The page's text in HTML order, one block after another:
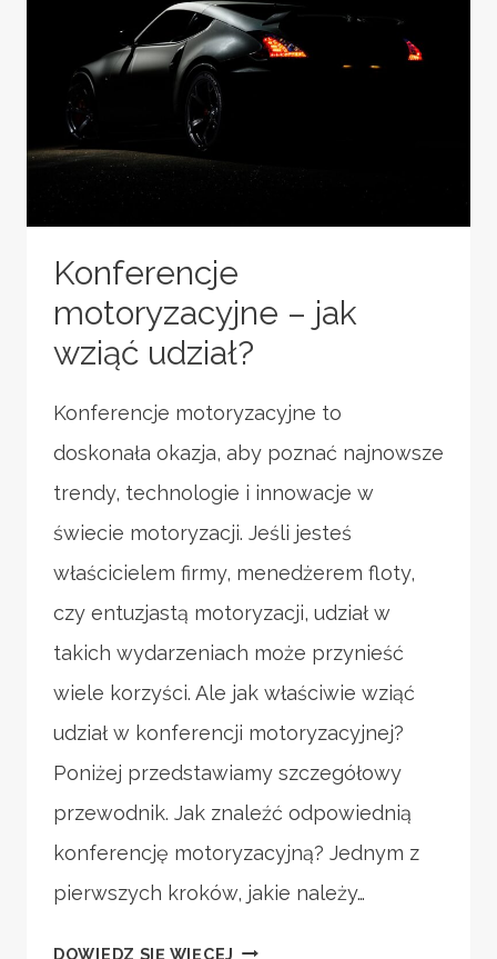
Konferencje
motoryzacyjne – jak
wziąć udział?
Konferencje motoryzacyjne to
doskonała okazja, aby poznać najnowsze
trendy, technologie i innowacje w
świecie motoryzacji. Jeśli jesteś
właścicielem firmy, menedżerem floty,
czy entuzjastą motoryzacji, udział w
takich wydarzeniach może przynieść
wiele korzyści. Ale jak właściwie wziąć
udział w konferencji motoryzacyjnej?
Poniżej przedstawiamy szczegółowy
przewodnik. Jak znaleźć odpowiednią
konferencję motoryzacyjną? Jednym z
pierwszych kroków, jakie należy…
DOWIEDZ SIĘ WIĘCEJ KONFERENCJE